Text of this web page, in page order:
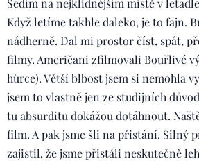
Sedím na nejklidnějším místě v
Když letíme takhle daleko, je to fajn.
nádherně. Dal mi prostor číst, spát,
filmy. Američani zfilmovali Bouřlivé
hůrce). Větší blbost jsem si nemohla
jsem to vlastně jen ze studijních
tu absurditu dokážou dotáhnout.
film. A pak jsme šli na přistání. Silný
zajistil, že jsme přistáli neskutečně